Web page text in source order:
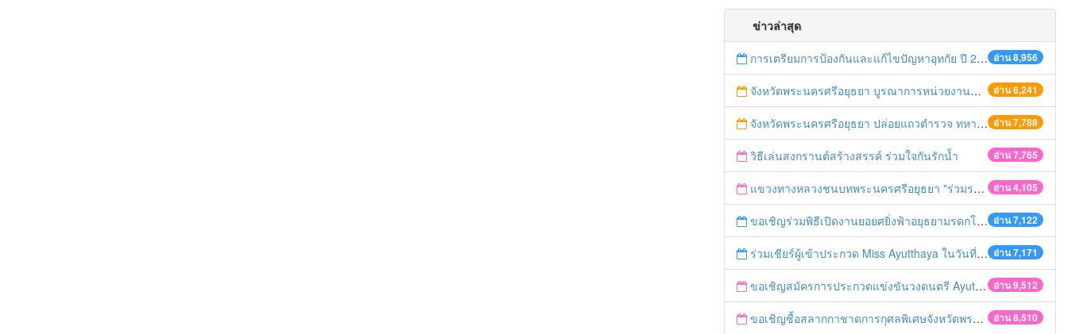
ข่าวล่าสุด
อ่าน 8,956
การเตรียมการป้องกันและแก้ไขปัญหาอุทกัย ปี 2561
อ่าน 6,241
จังหวัดพระนครศรีอยุธยา บูรณาการหน่วยงานที่เกี่ยวข้อง ลงพื้นที่จัดระเบียบและดำเนินมาตรการตามบทลงโทษสูงสุดกับผู้ประกอบการร้านค้าที่ยังฝ่าฝืนตั้งร้านค้ารุกล้ำเขตพื้นที่ทางหลวง เตรียมความปลอดภัยก่อนเทศกาลสงกรานต์
อ่าน 7,788
จังหวัดพระนครศรีอยุธยา ปล่อยแถวตำรวจ ทหาร ฝ่ายปกครอง กว่า 100 นาย ตรวจเข้มท่ารถสาธารณะ สถานีขนส่งรถโดยสาร วินรถตู้ และสถานีรถไฟ เตรียมรับมือเทศกาลสงกรานต์
อ่าน 7,765
วิธีเล่นสงกรานต์สร้างสรรค์ ร่วมใจกันรักน้ำ
อ่าน 4,105
แขวงทางหลวงชนบทพระนครศรีอยุธยา "ร่วมรณรงค์ ขับช้า เปิดไฟหน้า คาดเข็มขัด" เทศกาลสงกรานต์ ปี 2561
อ่าน 7,122
ขอเชิญร่วมพิธีเปิดงานยอยศยิ่งฟ้าอยุธยามรดกโลก
อ่าน 7,171
ร่วมเชียร์ผู้เข้าประกวด Miss Ayutthaya ในวันที่ 15 ธันวาคม 2560
อ่าน 9,512
ขอเชิญสมัครการประกวดแข่งขันวงดนตรี Ayutthaya battle of the bands
อ่าน 8,510
ขอเชิญซื้อสลากกาชาดการกุศลพิเศษจังหวัดพระนครศรีอยุธยา 2560